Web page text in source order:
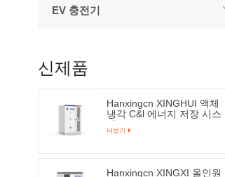
EV 충전기
신제품
Hanxingcn XINGHUI 액체
냉각 C&l 에너지 저장 시스
템
더보기
Hanxingcn XINGXI 올인원